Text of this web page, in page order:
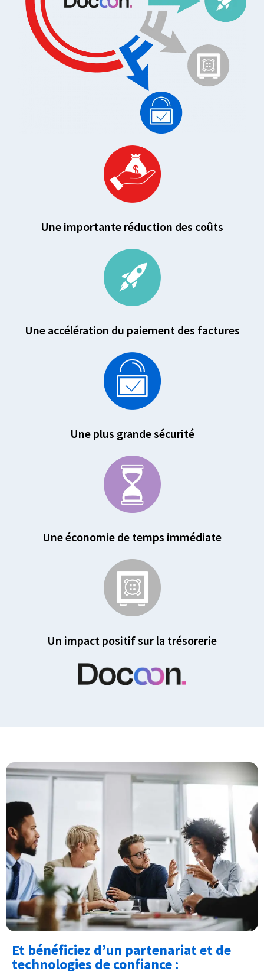
Une importante réduction des coûts
Une accélération du paiement des factures
Une plus grande sécurité
Une économie de temps immédiate
Un impact positif sur la trésorerie
Et bénéficiez d’un partenariat et de
technologies de confiance :